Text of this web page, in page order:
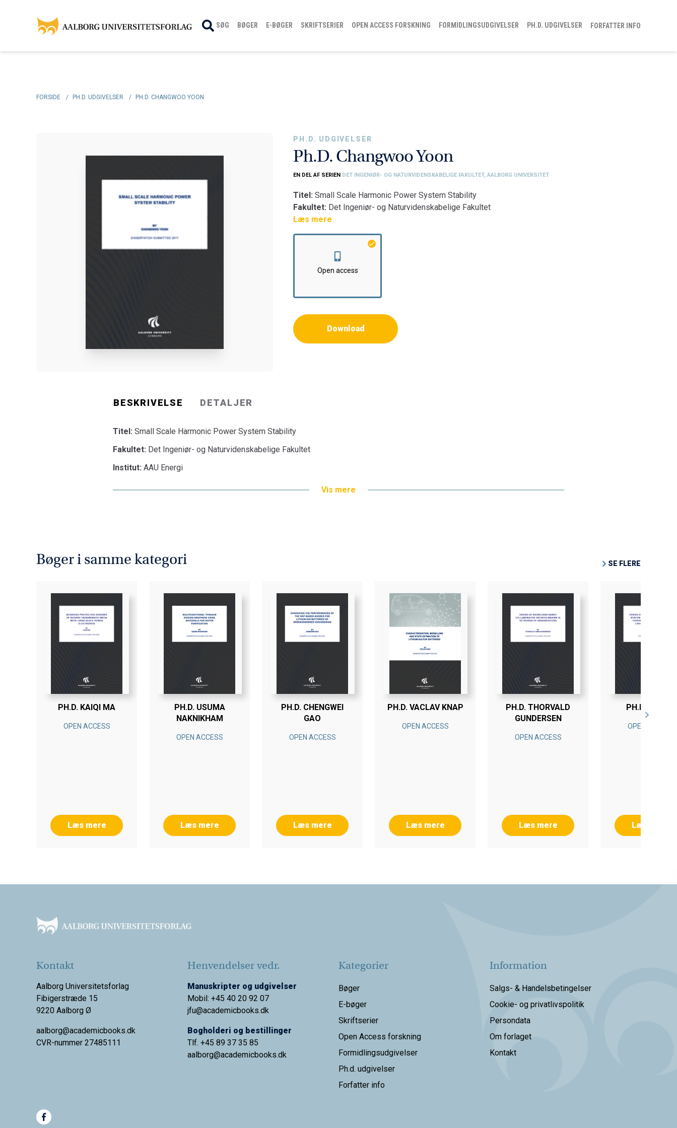
SØG BØGER E-BØGER SKRIFTSERIER OPEN ACCESS FORSKNING FORMIDLINGSUDGIVELSER PH.D. UDGIVELSER FORFATTER INFO
FORSIDE / PH.D. UDGIVELSER / PH.D. CHANGWOO YOON
PH.D. UDGIVELSER
Ph.D. Changwoo Yoon
EN DEL AF SERIEN DET INGENIØR- OG NATURVIDENSKABELIGE FAKULTET, AALBORG UNIVERSITET
Titel:Small Scale Harmonic Power System Stability
Fakultet: Det Ingeniør- og Naturvidenskabelige Fakultet
Institut:AAU Energi
Læs mere
Open access
Download
BESKRIVELSE DETALJER
Titel: Small Scale Harmonic Power System Stability
Fakultet: Det Ingeniør- og Naturvidenskabelige Fakultet
Institut: AAU Energi
Vis mere
Bøger i samme kategori SE FLERE
PH.D. KAIQI MA
OPEN ACCESS
Læs mere
PH.D. USUMA
NAKNIKHAM
OPEN ACCESS
Læs mere
PH.D. CHENGWEI
GAO
OPEN ACCESS
Læs mere
PH.D. VACLAV KNAP
OPEN ACCESS
Læs mere
PH.D. THORVALD
GUNDERSEN
OPEN ACCESS
Læs mere
PH.D. KAI YIN
OPEN ACCESS
Læs mere
Kontakt
Aalborg Universitetsforlag
Fibigerstræde 15
9220 Aalborg Ø
aalborg@academicbooks.dk
CVR-nummer 27485111
Henvendelser vedr.
Manuskripter og udgivelser
Mobil: +45 40 20 92 07
jfu@academicbooks.dk
Bogholderi og bestillinger
Tlf. +45 89 37 35 85
aalborg@academicbooks.dk
Kategorier
Bøger
E-bøger
Skriftserier
Open Access forskning
Formidlingsudgivelser
Ph.d. udgivelser
Forfatter info
Information
Salgs- & Handelsbetingelser
Cookie- og privatlivspolitik
Persondata
Om forlaget
Kontakt